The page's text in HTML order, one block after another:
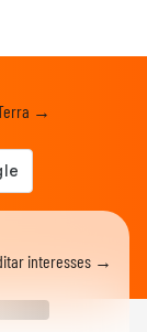
→
interesses →